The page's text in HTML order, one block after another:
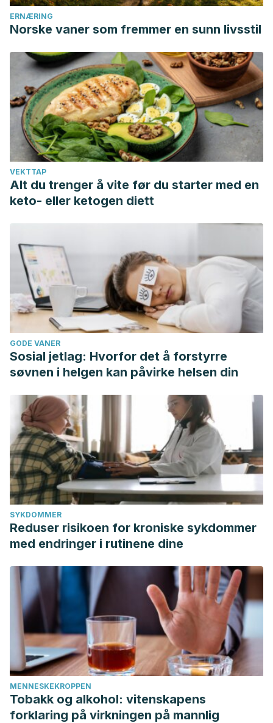
alimentación para la población española.”
y dietética hospitalaria30.1 (2010): 4-14.
ERNÆRING
Norske vaner som fremmer en sunn livsstil
VEKTTAP
Alt du trenger å vite før du starter med en
keto- eller ketogen diett
GODE VANER
Sosial jetlag: Hvorfor det å forstyrre
søvnen i helgen kan påvirke helsen din
SYKDOMMER
Reduser risikoen for kroniske sykdommer
med endringer i rutinene dine
MENNESKEKROPPEN
Tobakk og alkohol: vitenskapens
forklaring på virkningen på mannlig